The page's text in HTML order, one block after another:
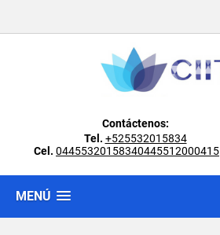
Contáctenos:
Tel. +525532015834
Cel. 04455320158340445512000415
MENÚ